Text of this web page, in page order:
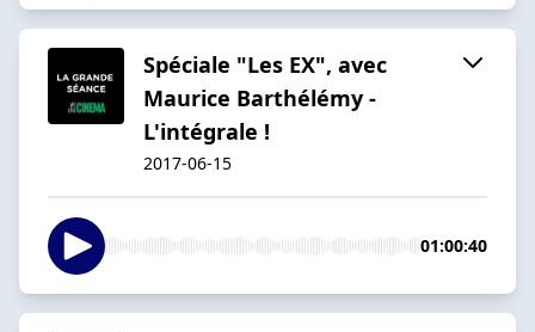
Spéciale "Les EX", avec
Maurice Barthélémy -
L'intégrale !
2017-06-15
01:00:40